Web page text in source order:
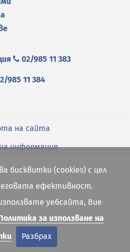
02/985 11 383
985 11 384
на сайта
информация
бисквитки (cookies) с цел
ефективност.
уебсайта, Вие
за използване на
Разбрах